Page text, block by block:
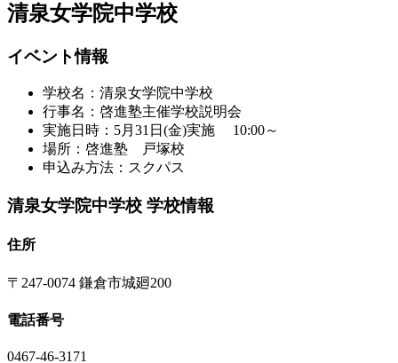
清泉女学院中学校
イベント情報
学校名：清泉女学院中学校
行事名：啓進塾主催学校説明会
実施日時：5月31日(金)実施 10:00～
場所：啓進塾 戸塚校
申込み方法：スクパス
清泉女学院中学校 学校情報
住所
〒247-0074 鎌倉市城廻200
電話番号
0467-46-3171